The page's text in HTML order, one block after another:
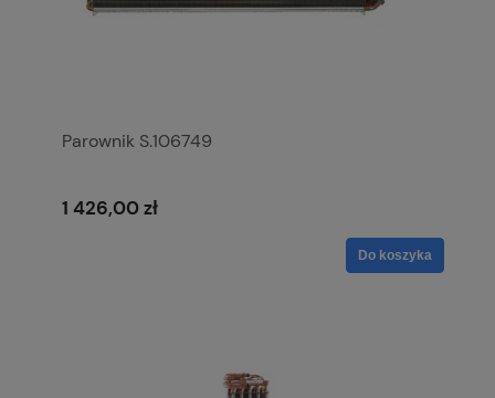
Parownik S.106749
1 426,00 zł
Do koszyka